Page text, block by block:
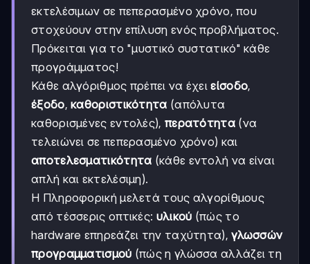
εκτελέσιμων σε πεπερασμένο χρόνο, που
στοχεύουν στην επίλυση ενός προβλήματος.
Πρόκειται για το "μυστικό συστατικό" κάθε
προγράμματος!
Κάθε αλγόριθμος πρέπει να έχειείσοδο,
έξοδο,καθοριστικότητα (απόλυτα
καθορισμένες εντολές), περατότητα(να
τελειώνει σε πεπερασμένο χρόνο) και
αποτελεσματικότητα (κάθε εντολή να είναι
απλή και εκτελέσιμη).
Η Πληροφορική μελετά τους αλγορίθμους
από τέσσερις οπτικές: υλικού (πώς το
hardware επηρεάζει την ταχύτητα),γλωσσών
προγραμματισμού (πώς η γλώσσα αλλάζει τη